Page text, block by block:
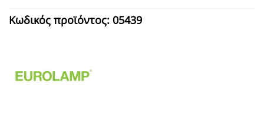
Κωδικός προϊόντος: 05439